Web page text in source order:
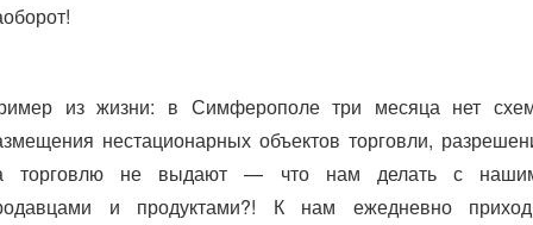
из жизни: в Симферополе три месяца нет
нестационарных объектов торговли,
торговлю не выдают — что нам делать с
и продуктами?! К нам ежедневно